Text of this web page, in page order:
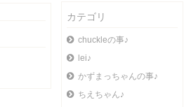
カテゴリ
chuckleの事♪
lei♪
かずまっちゃんの事♪
ちえちゃん♪